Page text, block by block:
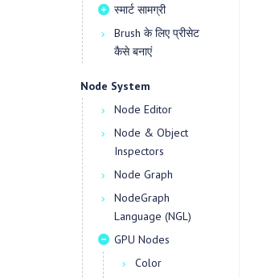
स्मार्ट सामग्री
Brush के लिए प्रीसेट
कैसे बनाएं
Node System
Node Editor
Node & Object
Inspectors
Node Graph
NodeGraph
Language (NGL)
GPU Nodes
Color